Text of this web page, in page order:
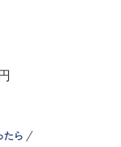
様へ
たら